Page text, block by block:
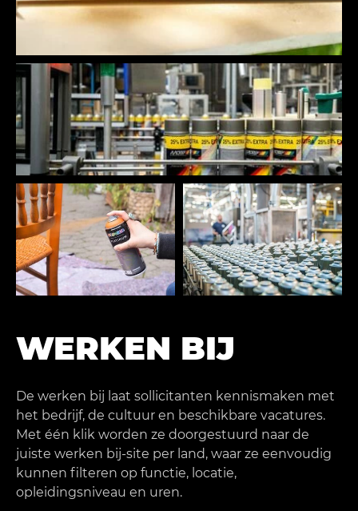
WERKEN BIJ
De werken bij laat sollicitanten kennismaken met
het bedrijf, de cultuur en beschikbare vacatures.
Met één klik worden ze doorgestuurd naar de
juiste werken bij-site per land, waar ze eenvoudig
kunnen filteren op functie, locatie,
opleidingsniveau en uren.